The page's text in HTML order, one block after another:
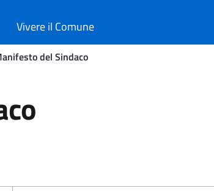
Vivere il Comune
del Sindaco
di Carmiano